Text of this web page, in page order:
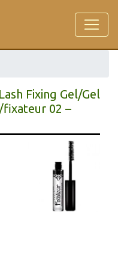
Fixing Gel/Gel
fixateur 02 –